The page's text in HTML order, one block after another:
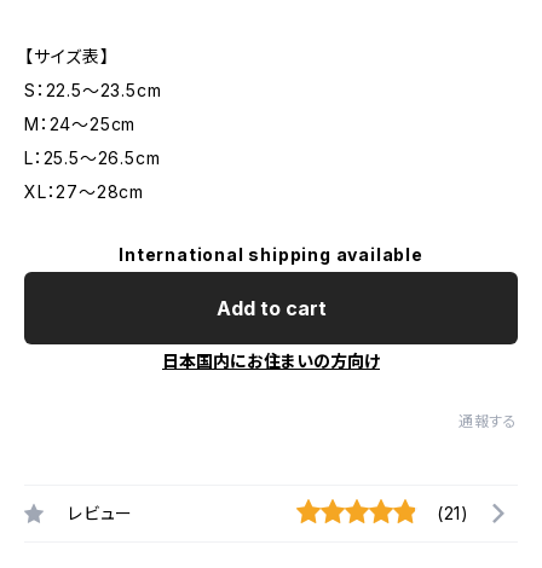
【サイズ表】
S：22.5～23.5cm
M：24～25cm
L：25.5～26.5cm
XL：27～28cm
International shipping available
Add to cart
日本国内にお住まいの方向け
通報する
レビュー (21)